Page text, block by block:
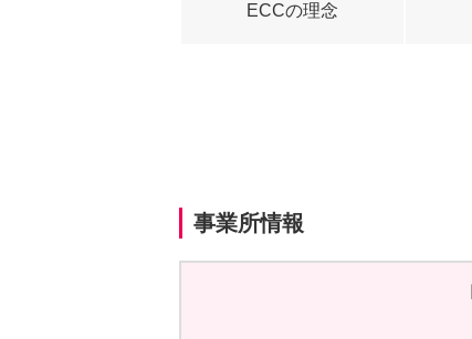
ECCの理念
事業所情報